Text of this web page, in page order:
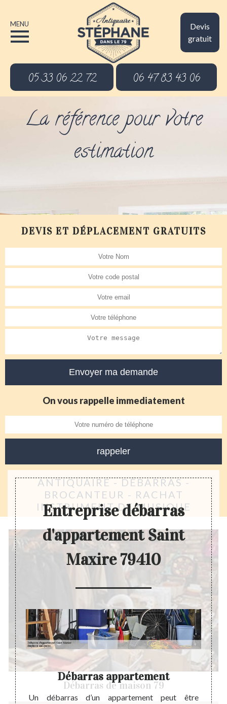
Devis
gratuit
MENU
05 33 06 22 72 06 47 83 43 06
La référence pour votre
estimation
DEVIS ET DÉPLACEMENT GRATUITS
On vous rappelle immediatement
ANTIQUAIRE - DÉBARRAS -
BROCANTEUR - RACHAT
INSTRUMENT DE MUSIQUE
Débarras de maison 79
Entreprise débarras
d'appartement Saint
Maxire 79410
Débarras appartement
Un débarras d’un appartement peut être
Un